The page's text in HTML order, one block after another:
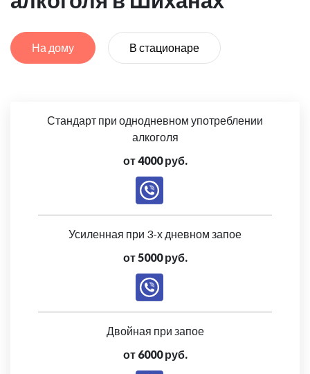
На дому В стационаре
Стандарт при однодневном употреблении
алкоголя
от 4000 руб.
Усиленная при 3-х дневном запое
от 5000 руб.
Двойная при запое
от 6000 руб.